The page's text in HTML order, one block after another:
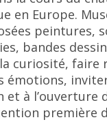
en Europe.
peintures,
bandes
curiosité, faire
émotions,
et à l’ouverture
première